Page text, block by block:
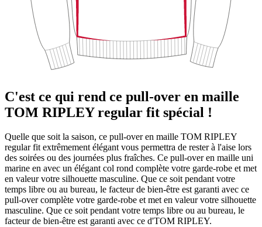
C'est ce qui rend ce pull-over en maille
TOM RIPLEY regular fit spécial !
Quelle que soit la saison, ce pull-over en maille TOM RIPLEY
regular fit extrêmement élégant vous permettra de rester à l'aise lors
des soirées ou des journées plus fraîches. Ce pull-over en maille uni
marine en avec un élégant col rond complète votre garde-robe et met
en valeur votre silhouette masculine. Que ce soit pendant votre
temps libre ou au bureau, le facteur de bien-être est garanti avec ce
pull-over complète votre garde-robe et met en valeur votre silhouette
masculine. Que ce soit pendant votre temps libre ou au bureau, le
facteur de bien-être est garanti avec ce d'TOM RIPLEY.